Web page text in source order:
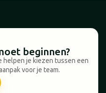
beginnen?
helpen je kiezen tussen een
voor je team.